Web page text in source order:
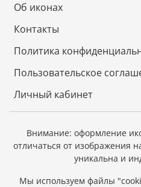
Об иконах
Контакты
Политика
Пользовательское
Личный кабинет
Внимание: оформление
отличаться от изображения
уникальна и
Мы используем файлы